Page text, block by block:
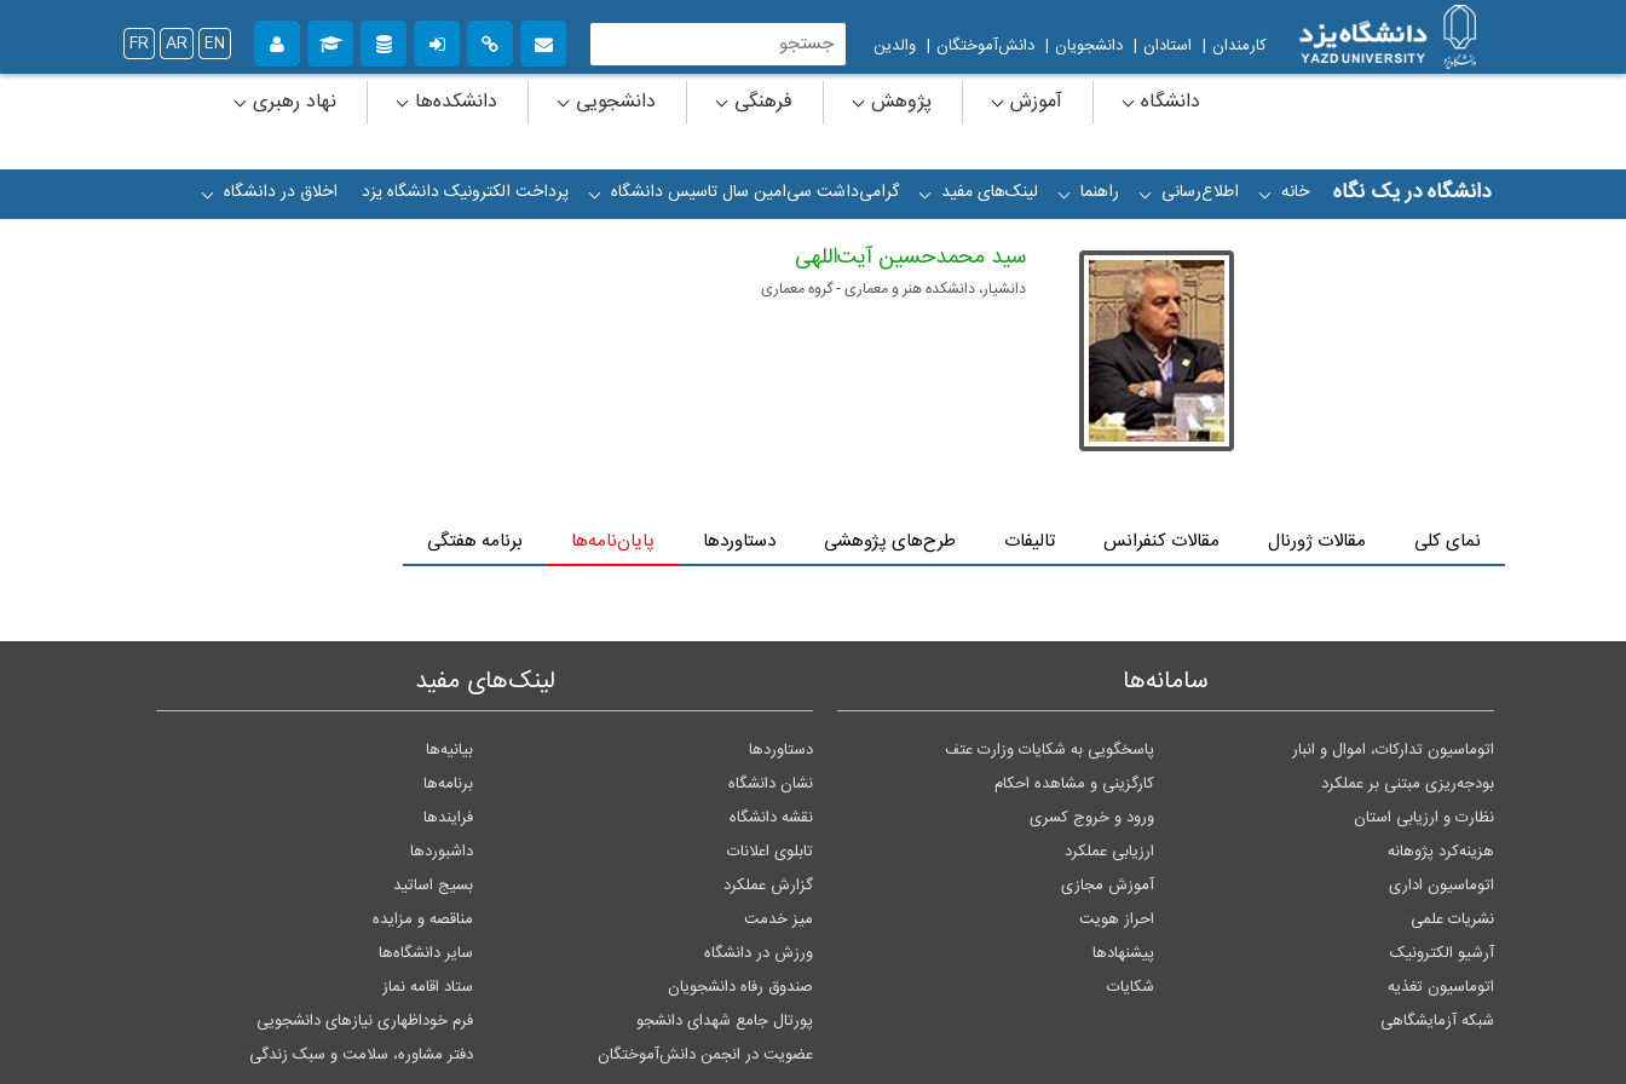
کارمندان | استادان | دانشجویان | دانش‌آموختگان | والدین EN
AR
FR
دانشگاه آموزش پژوهش فرهنگی دانشجویی دانشکده‌ها نهاد رهبری
دانشگاه در یک نگاه + خانه + اطلاع‌رسانی + راهنما + لینک‌های مفید + گرامی‌داشت سی‌امین سال تاسیس دانشگاه پرداخت الکترونیک دانشگاه یزد + اخلاق در دانشگاه
سید محمد‌حسین آیت‌اللهی
دانشیار، دانشکده هنر و معماری - گروه معماری
نمای کلی مقالات ژورنال مقالات کنفرانس تالیفات طرح‌های پژوهشی دستاوردها پایان‌نامه‌ها برنامه هفتگی
سامانه‌ها
اتوماسیون تدارکات، اموال و انبار
پاسخگویی به شکایات وزارت عتف
بودجه‌ریزی مبتنی بر عملکرد
کارگزینی و مشاهده احکام
نظارت و ارزیابی استان
ورود و خروج کسری
هزینه‌کرد پژوهانه
ارزیابی عملکرد
اتوماسیون اداری
آموزش مجازی
نشریات علمی
احراز هویت
آرشیو الکترونیک
پیشنهادها
اتوماسیون تغذیه
شکایات
شبکه آزمایشگاهی
لینک‌های مفید
دستاوردها
بیانیه‌ها
نشان دانشگاه
برنامه‌ها
نقشه دانشگاه
فرایندها
تابلوی اعلانات
داشبوردها
گزارش عملکرد
بسیج اساتید
میز خدمت
مناقصه و مزایده
ورزش در دانشگاه
سایر دانشگاه‌ها
صندوق رفاه دانشجویان
ستاد اقامه نماز
پورتال جامع شهدای دانشجو
فرم خوداظهاری نیازهای دانشجویی
عضویت در انجمن دانش‌آموختگان
دفتر مشاوره، سلامت و سبک زندگی